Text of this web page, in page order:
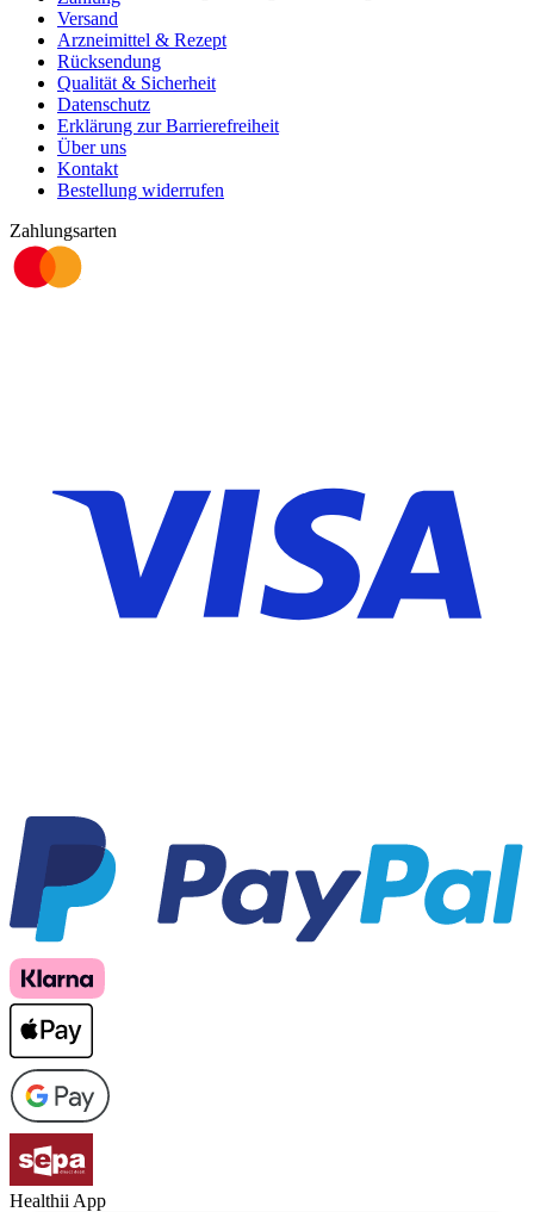
Versand
Arzneimittel & Rezept
Rücksendung
Qualität & Sicherheit
Datenschutz
Erklärung zur Barrierefreiheit
Über uns
Kontakt
Bestellung widerrufen
Zahlungsarten
Healthii App